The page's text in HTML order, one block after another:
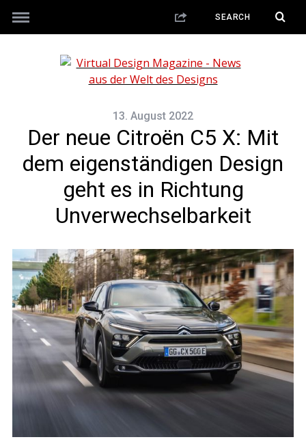
13. August 2022
Der neue Citroën C5 X: Mit
dem eigenständigen Design
geht es in Richtung
Unverwechselbarkeit